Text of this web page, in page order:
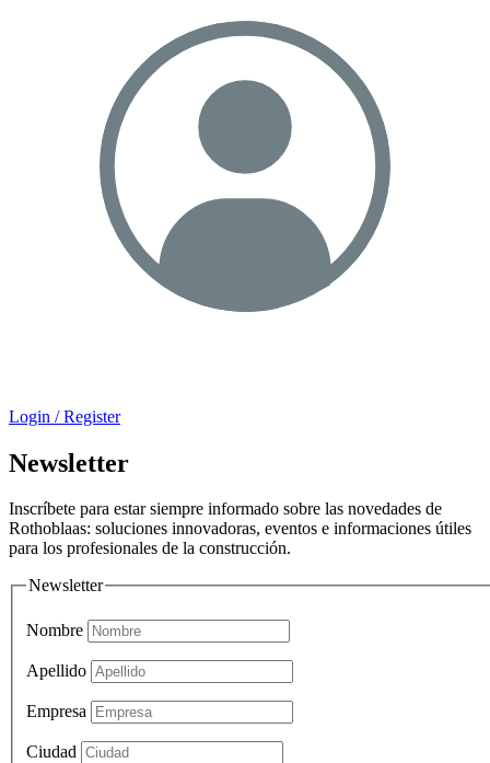
Login / Register
Newsletter
Inscríbete para estar siempre informado sobre las novedades de
Rothoblaas: soluciones innovadoras, eventos e informaciones útiles
para los profesionales de la construcción.
Newsletter
Nombre
Apellido
Empresa
Ciudad